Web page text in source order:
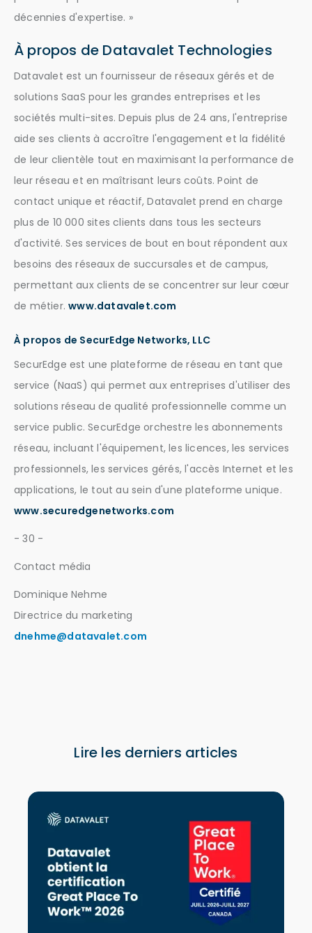
décennies d'expertise. »
À propos de Datavalet Technologies
Datavalet est un fournisseur de réseaux gérés et de
solutions SaaS pour les grandes entreprises et les
sociétés multi-sites. Depuis plus de 24 ans, l'entreprise
aide ses clients à accroître l'engagement et la fidélité
de leur clientèle tout en maximisant la performance de
leur réseau et en maîtrisant leurs coûts. Point de
contact unique et réactif, Datavalet prend en charge
plus de 10 000 sites clients dans tous les secteurs
d'activité. Ses services de bout en bout répondent aux
besoins des réseaux de succursales et de campus,
permettant aux clients de se concentrer sur leur cœur
de métier.www.datavalet.com
À propos de SecurEdge Networks, LLC
SecurEdge est une plateforme de réseau en tant que
service (NaaS) qui permet aux entreprises d'utiliser des
solutions réseau de qualité professionnelle comme un
service public. SecurEdge orchestre les abonnements
réseau, incluant l'équipement, les licences, les services
professionnels, les services gérés, l'accès Internet et les
applications, le tout au sein d'une plateforme unique.
www.securedgenetworks.com
- 30 -
Contact média
Dominique Nehme
Directrice du marketing
dnehme@datavalet.com
Lire les derniers articles